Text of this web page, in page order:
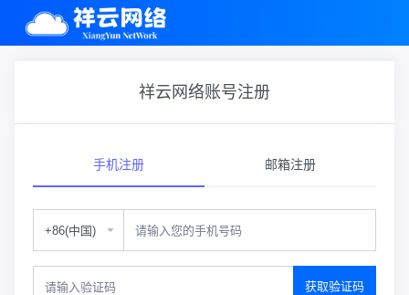
祥云网络账号注册
手机注册 邮箱注册
获取验证码